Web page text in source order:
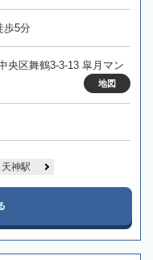
歩5分
央区舞鶴3-3-13 皐月マン
地図
天神駅